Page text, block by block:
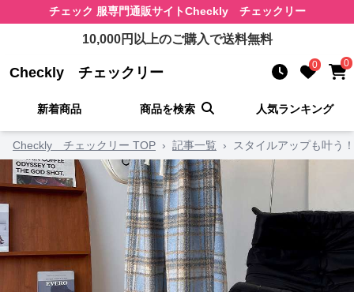
チェック 服専門通販サイトCheckly チェックリー
10,000円以上のご購入で送料無料
Checkly チェックリー 0 0
新着商品 商品を検索 人気ランキング
Checkly チェックリー TOP › 記事一覧 › スタイルアップも叶う